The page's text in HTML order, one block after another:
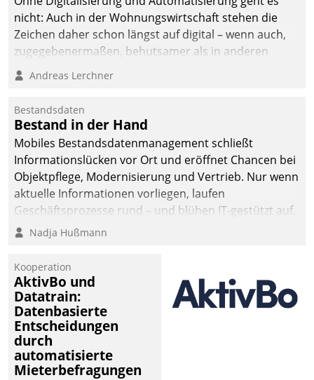
nicht: Auch in der Wohnungswirtschaft stehen die
Zeichen daher schon längst auf digital – wenn auch,
zugegebenermaßen, behutsamer als in anderen
Branchen.
Andreas Lerchner
Bestandsdaten
Bestand in der Hand
Mobiles Bestandsdatenmanagement schließt
Informationslücken vor Ort und eröffnet Chancen bei
Objektpflege, Modernisierung und Vertrieb. Nur wenn
aktuelle Informationen vorliegen, laufen
Geschäftsprozesse rund – und blühen IT-gestützt auf.
Nadja Hußmann
Kooperation
AktivBo und
Datatrain:
Datenbasierte
Entscheidungen
durch
automatisierte
Mieterbefragungen